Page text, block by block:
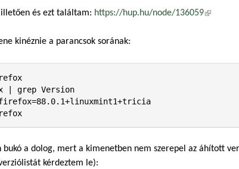
és ezt találtam: https://hup.hu/node/136059(külső
kinéznie a parancsok sorának:
| grep Version
bukó a dolog, mert a kimenetben nem szerepel az áhított
kérdeztem le):